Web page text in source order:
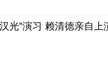
光”演习 赖清德亲自上